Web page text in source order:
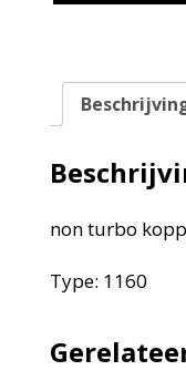
non turbo
Type: 1160